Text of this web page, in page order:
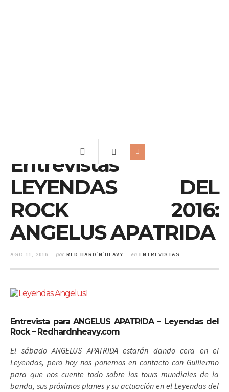
Entrevistas
LEYENDAS DEL
ROCK 2016:
ANGELUS APATRIDA
AGO 11, 2016 por RED HARD´N´HEAVY en ENTREVISTAS
Entrevista para ANGELUS APATRIDA – Leyendas del
Rock – Redhardnheavy.com
El sábado ANGELUS APATRIDA estarán dando cera en el
Leyendas, pero hoy nos ponemos en contacto con Guillermo
para que nos cuente todo sobre los tours mundiales de la
banda, sus próximos planes y su actuación en el Leyendas del